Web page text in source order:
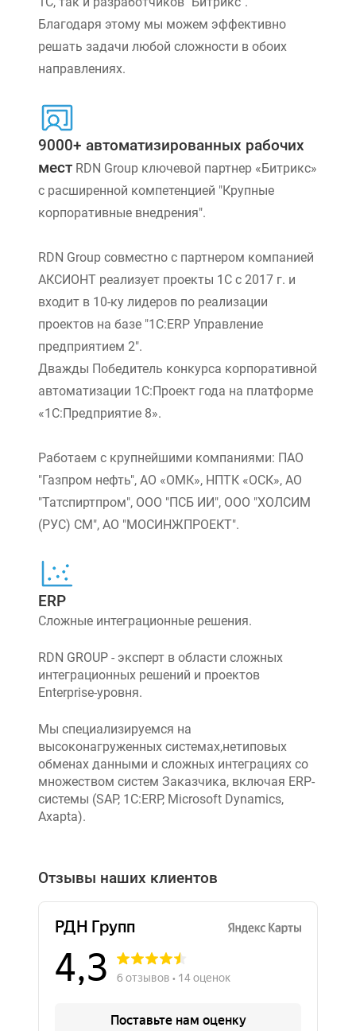
Благодаря этому мы можем эффективно
решать задачи любой сложности в обоих
направлениях.
9000+ автоматизированных рабочих
мест RDN Group ключевой партнер «Битрикс»
с расширенной компетенцией "Крупные
корпоративные внедрения".
RDN Group совместно с партнером компанией
АКСИОНТ реализует проекты 1С с 2017 г. и
входит в 10-ку лидеров по реализации
проектов на базе "1С:ERP Управление
предприятием 2".
Дважды Победитель конкурса корпоративной
автоматизации 1С:Проект года на платформе
«1С:Предприятие 8».
Работаем с крупнейшими компаниями: ПАО
"Газпром нефть", АО «ОМК», НПТК «ОСК», АО
"Татспиртпром", ООО "ПСБ ИИ", ООО "ХОЛСИМ
(РУС) СМ", АО "МОСИНЖПРОЕКТ".
ERP
Сложные интеграционные решения.
RDN GROUP - эксперт в области сложных
интеграционных решений и проектов
Enterprise-уровня.
Мы специализируемся на
высоконагруженных системах,нетиповых
обменах данными и сложных интеграциях со
множеством систем Заказчика, включая ERP-
системы (SAP, 1C:ERP, Microsoft Dynamics,
Axapta).
Отзывы наших клиентов